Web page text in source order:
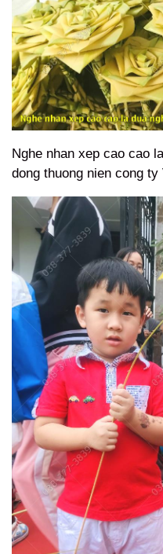
Nghe nhan xep cao cao
dong thuong nien cong ty